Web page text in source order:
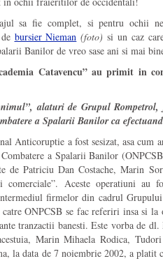
sa fie complet, si pentru ochii
bursier Nieman (foto) si un caz
Banilor de vreo sase ani si mai
Catavencu” au primit in
alaturi de Grupul
a Spalarii Banilor ca
Anticoruptie a fost sesizat, asa
a Spalarii Banilor
de Patriciu Dan Costache, Marin
comerciale”. Aceste operatiuni au
firmelor din cadrul
ONPCSB se fac referiri insa si
tranzactii banesti. Este vorba de
Marin Mihaela Rodica,
la data de 7 noiembrie 2002, a